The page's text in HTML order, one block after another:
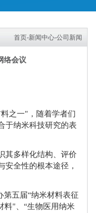
首页-新闻中心-公司新闻
络会议
之一"，随着学者们
于纳米科技研究的表
其多样化结构、评价
安全性的根本途径，
第五届“纳米材料表征
料"、“生物医用纳米